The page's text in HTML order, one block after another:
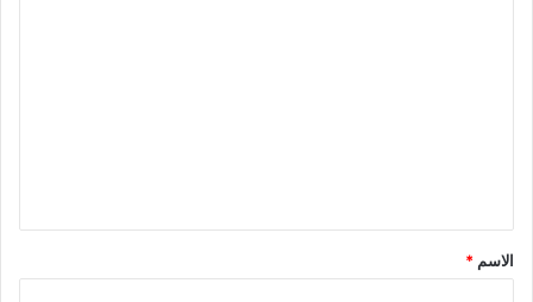
*
الاسم *